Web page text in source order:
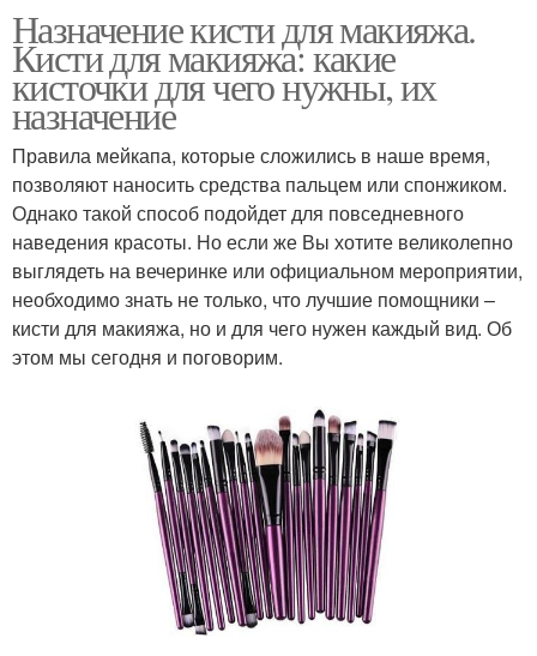
Назначение кисти для макияжа.
Кисти для макияжа: какие
кисточки для чего нужны, их
назначение
Правила мейкапа, которые сложились в наше время,
позволяют наносить средства пальцем или спонжиком.
Однако такой способ подойдет для повседневного
наведения красоты. Но если же Вы хотите великолепно
выглядеть на вечеринке или официальном мероприятии,
необходимо знать не только, что лучшие помощники –
кисти для макияжа, но и для чего нужен каждый вид. Об
этом мы сегодня и поговорим.